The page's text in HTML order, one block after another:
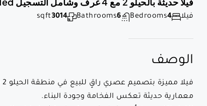
فيلا Bedrooms4
Bathrooms6
sqft3014
الوصف
معمارية حديثة تعكس الفخامة وجودة البناء.